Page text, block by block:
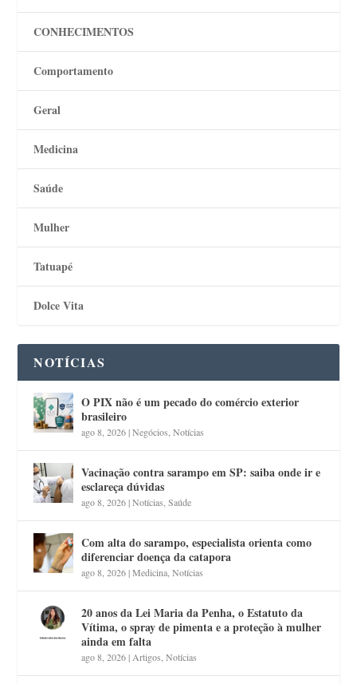
CONHECIMENTOS
Comportamento
Geral
Medicina
Saúde
Mulher
Tatuapé
Dolce Vita
NOTÍCIAS
O PIX não é um pecado do comércio exterior
brasileiro
ago 8, 2026|Negócios ,Notícias
Vacinação contra sarampo em SP: saiba onde ir e
esclareça dúvidas
ago 8, 2026|Notícias ,Saúde
Com alta do sarampo, especialista orienta como
diferenciar doença da catapora
ago 8, 2026|Medicina ,Notícias
20 anos da Lei Maria da Penha, o Estatuto da
Vítima, o spray de pimenta e a proteção à mulher
ainda em falta
ago 8, 2026| Artigos ,Notícias